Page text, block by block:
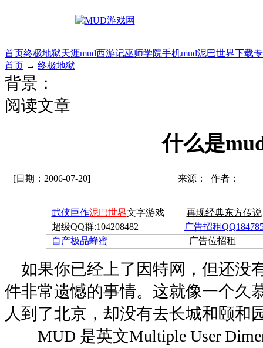
首页终极地狱天涯mud西游记巫师学院手机mud泥巴世界下载
首页 → 终极地狱
背景：
阅读文章
什么是
[日期：2006-07-20] 来源： 作者：
武侠巨作泥巴世界文字游戏
再现经典东方传说
超级QQ群:104208482
广告招租
自产极品蜂蜜
广告位招租
如果你已经上了因特网，但还没
件非常遗憾的事情。这就像一个久
人到了北京，却没有去长城和颐和
MUD 是英文Multiple User